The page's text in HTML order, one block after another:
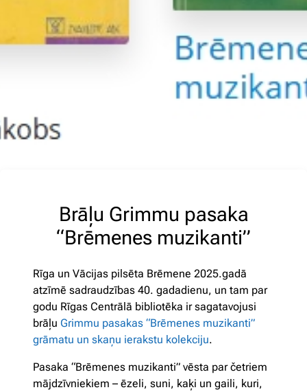
Brāļu Grimmu pasaka
“Brēmenes muzikanti”
Rīga un Vācijas pilsēta Brēmene 2025.gadā
atzīmē sadraudzības 40. gadadienu, un tam par
godu Rīgas Centrālā bibliotēka ir sagatavojusi
brāļu Grimmu pasakas “Brēmenes muzikanti”
grāmatu un skaņu ierakstu kolekciju.
Pasaka “Brēmenes muzikanti” vēsta par četriem
mājdzīvniekiem – ēzeli, suni, kaķi un gaili, kuri,